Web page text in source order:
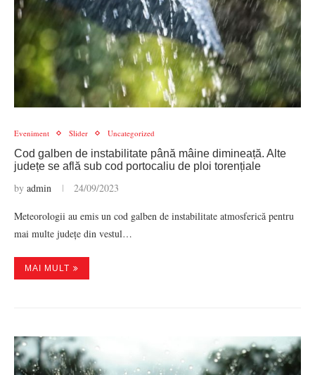
Eveniment Slider Uncategorized
Cod galben de instabilitate până mâine dimineață. Alte
județe se află sub cod portocaliu de ploi torențiale
by admin 24/09/2023
Meteorologii au emis un cod galben de instabilitate atmosferică pentru
mai multe județe din vestul…
MAI MULT